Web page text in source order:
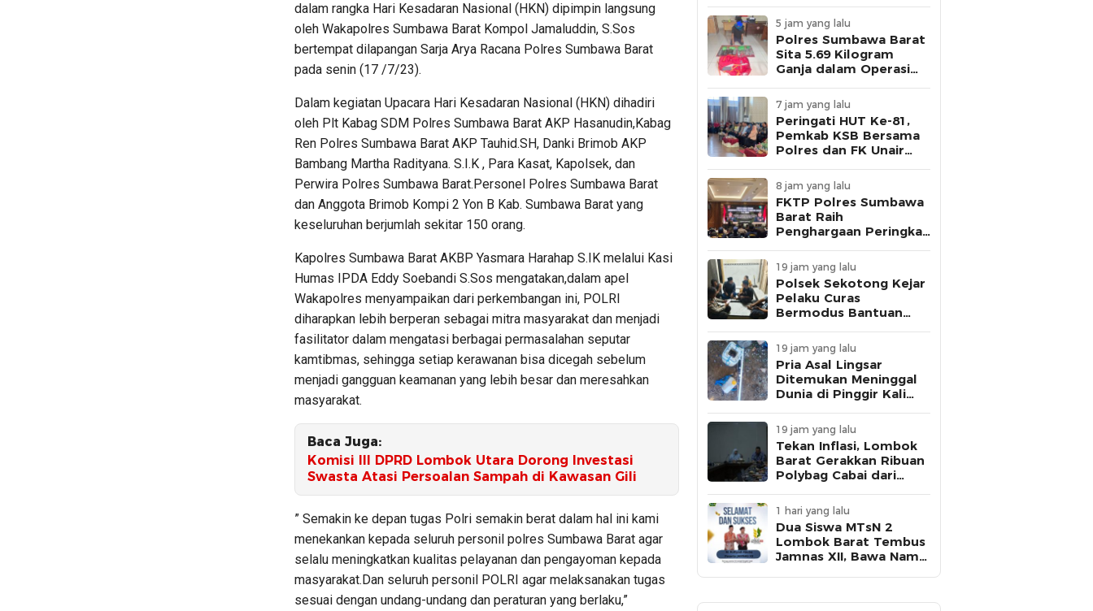
dalam rangka Hari Kesadaran Nasional (HKN) dipimpin langsung
oleh Wakapolres Sumbawa Barat Kompol Jamaluddin, S.Sos
bertempat dilapangan Sarja Arya Racana Polres Sumbawa Barat
pada senin (17 /7/23).
Dalam kegiatan Upacara Hari Kesadaran Nasional (HKN) dihadiri
oleh Plt Kabag SDM Polres Sumbawa Barat AKP Hasanudin,Kabag
Ren Polres Sumbawa Barat AKP Tauhid.SH, Danki Brimob AKP
Bambang Martha Radityana. S.I.K , Para Kasat, Kapolsek, dan
Perwira Polres Sumbawa Barat.Personel Polres Sumbawa Barat
dan Anggota Brimob Kompi 2 Yon B Kab. Sumbawa Barat yang
keseluruhan berjumlah sekitar 150 orang.
Kapolres Sumbawa Barat AKBP Yasmara Harahap S.IK melalui Kasi
Humas IPDA Eddy Soebandi S.Sos mengatakan,dalam apel
Wakapolres menyampaikan dari perkembangan ini, POLRI
diharapkan lebih berperan sebagai mitra masyarakat dan menjadi
fasilitator dalam mengatasi berbagai permasalahan seputar
kamtibmas, sehingga setiap kerawanan bisa dicegah sebelum
menjadi gangguan keamanan yang lebih besar dan meresahkan
masyarakat.
Baca Juga:
Komisi III DPRD Lombok Utara Dorong Investasi
Swasta Atasi Persoalan Sampah di Kawasan Gili
” Semakin ke depan tugas Polri semakin berat dalam hal ini kami
menekankan kepada seluruh personil polres Sumbawa Barat agar
selalu meningkatkan kualitas pelayanan dan pengayoman kepada
masyarakat.Dan seluruh personil POLRI agar melaksanakan tugas
sesuai dengan undang-undang dan peraturan yang berlaku,”
Masyarakat
5 jam yang lalu
Polres Sumbawa Barat
Sita 5.69 Kilogram
Ganja dalam Operasi
Seorang Pria Ditangkap
7 jam yang lalu
Peringati HUT Ke-81,
Pemkab KSB Bersama
Polres dan FK Unair
Kesehatan “1000 Hari
Pertama Kehidupan”
8 jam yang lalu
FKTP Polres Sumbawa
Barat Raih
Penghargaan Peringkat
Saat Rakernis
Biddokkes 2026
19 jam yang lalu
Polsek Sekotong Kejar
Pelaku Curas
Bermodus Bantuan
Penculikan Terungkap
19 jam yang lalu
Pria Asal Lingsar
Ditemukan Meninggal
Dunia di Pinggir Kali
Belut
19 jam yang lalu
Tekan Inflasi, Lombok
Barat Gerakkan Ribuan
Polybag Cabai dari
Masyarakat
1 hari yang lalu
Dua Siswa MTsN 2
Lombok Barat Tembus
Jamnas XII, Bawa Nama